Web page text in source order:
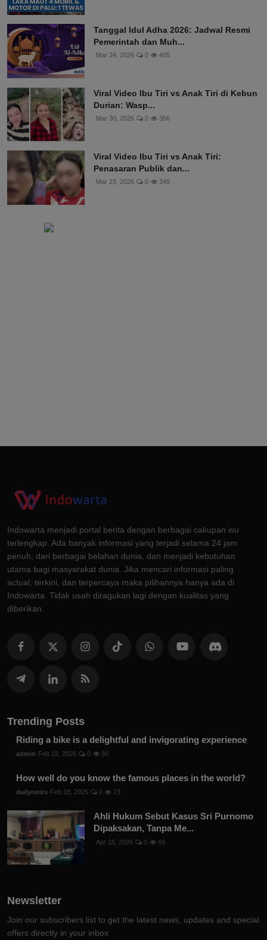
Tanggal Idul Adha 2026: Jadwal Resmi
Pemerintah dan Muh...
Mar 24, 2026 0 405
Viral Video Ibu Tiri vs Anak Tiri di Kebun
Durian: Wasp...
Mar 30, 2026 0 356
Viral Video Ibu Tiri vs Anak Tiri:
Penasaran Publik dan...
Mar 23, 2026 0 348
Indowarta menjadi portal berita dengan berbagai cakupan isu
terlengkap. Ada banyak informasi yang terjadi selama 24 jam
penuh, dari berbagai belahan dunia, dan menjadi kebutuhan
utama bagi masyarakat dunia. Jika mencari informasi paling
actual, terkini, dan terpercaya maka pilihannya hanya ada di
Indowarta. Tidak usah diragukan lagi dengan kualitas yang
diberikan.
Trending Posts
Riding a bike is a delightful and invigorating experience
admin Feb 19, 2025 0 80
How well do you know the famous places in the world?
dailynews Feb 18, 2025 0 73
Ahli Hukum Sebut Kasus Sri Purnomo
Dipaksakan, Tanpa Me...
Apr 15, 2026 0 69
Newsletter
Join our subscribers list to get the latest news, updates and special
offers directly in your inbox